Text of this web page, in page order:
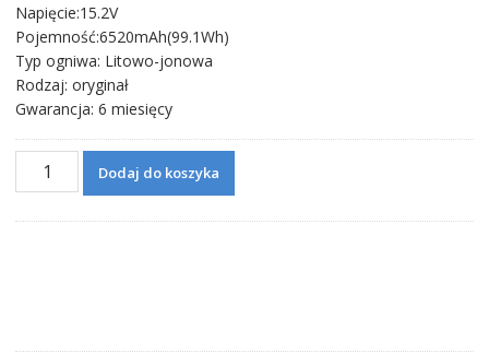
wynosiła:
298,67 zł.213,33 zł.
Napięcie:15.2V
Pojemność:6520mAh(99.1Wh)
Typ ogniwa: Litowo-jonowa
Rodzaj: oryginał
Gwarancja: 6 miesięcy
Bateria
Dodaj do koszyka